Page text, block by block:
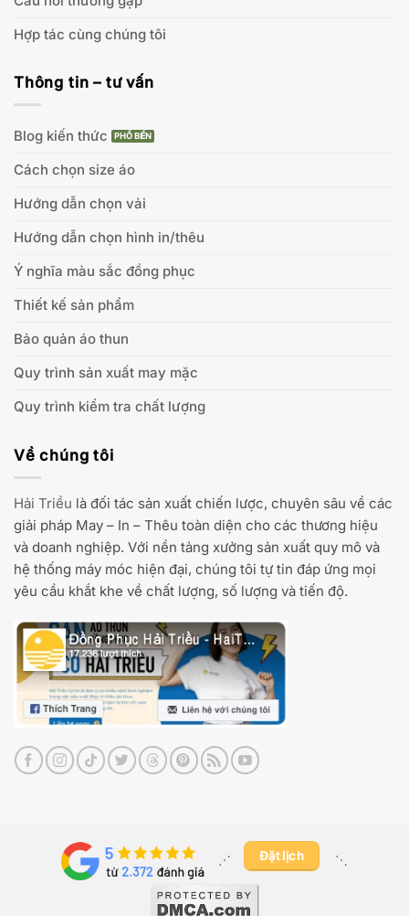
Hợp tác cùng chúng tôi
Thông tin – tư vấn
Blog kiến thức
Cách chọn size áo
Hướng dẫn chọn vải
Hướng dẫn chọn hình in/thêu
Ý nghĩa màu sắc đồng phục
Thiết kế sản phẩm
Bảo quản áo thun
Quy trình sản xuất may mặc
Quy trình kiểm tra chất lượng
Về chúng tôi
Hải Triều là đối tác sản xuất chiến lược, chuyên sâu về các
giải pháp May – In – Thêu toàn diện cho các thương hiệu
và doanh nghiệp. Với nền tảng xưởng sản xuất quy mô và
hệ thống máy móc hiện đại, chúng tôi tự tin đáp ứng mọi
yêu cầu khắt khe về chất lượng, số lượng và tiến độ.
⋰ ​ Đặt lịch ⋱